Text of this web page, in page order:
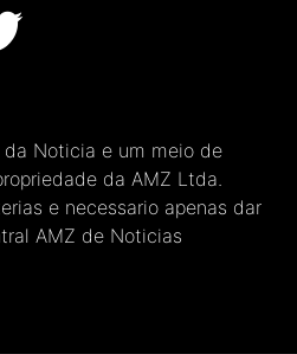
Noticia e um meio de
da AMZ Ltda.
e necessario apenas dar
AMZ de Noticias